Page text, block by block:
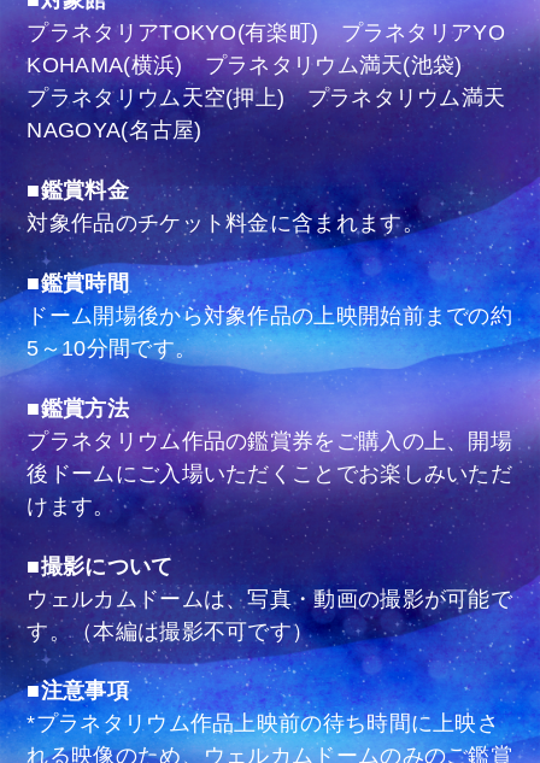
プラネタリアTOKYO(有楽町) プラネタリアYO
KOHAMA(横浜) プラネタリウム満天(池袋)
プラネタリウム天空(押上) プラネタリウム満天
NAGOYA(名古屋)
■鑑賞料金
対象作品のチケット料金に含まれます。
■鑑賞時間
ドーム開場後から対象作品の上映開始前までの約
5～10分間です。
■鑑賞方法
プラネタリウム作品の鑑賞券をご購入の上、開場
後ドームにご入場いただくことでお楽しみいただ
けます。
■撮影について
ウェルカムドームは、写真・動画の撮影が可能で
す。（本編は撮影不可です）
■注意事項
*プラネタリウム作品上映前の待ち時間に上映さ
れる映像のため、ウェルカムドームのみのご鑑賞